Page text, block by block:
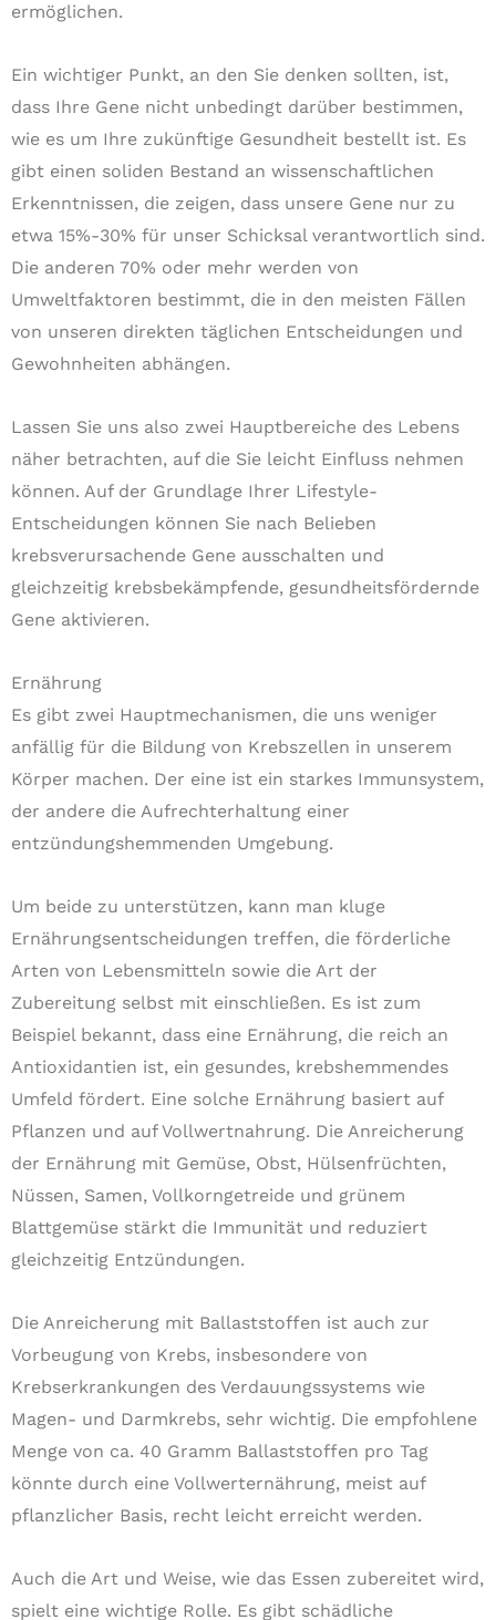
ermöglichen.
Ein wichtiger Punkt, an den Sie denken sollten, ist,
dass Ihre Gene nicht unbedingt darüber bestimmen,
wie es um Ihre zukünftige Gesundheit bestellt ist. Es
gibt einen soliden Bestand an wissenschaftlichen
Erkenntnissen, die zeigen, dass unsere Gene nur zu
etwa 15%-30% für unser Schicksal verantwortlich sind.
Die anderen 70% oder mehr werden von
Umweltfaktoren bestimmt, die in den meisten Fällen
von unseren direkten täglichen Entscheidungen und
Gewohnheiten abhängen.
Lassen Sie uns also zwei Hauptbereiche des Lebens
näher betrachten, auf die Sie leicht Einfluss nehmen
können. Auf der Grundlage Ihrer Lifestyle-
Entscheidungen können Sie nach Belieben
krebsverursachende Gene ausschalten und
gleichzeitig krebsbekämpfende, gesundheitsfördernde
Gene aktivieren.
Ernährung
Es gibt zwei Hauptmechanismen, die uns weniger
anfällig für die Bildung von Krebszellen in unserem
Körper machen. Der eine ist ein starkes Immunsystem,
der andere die Aufrechterhaltung einer
entzündungshemmenden Umgebung.
Um beide zu unterstützen, kann man kluge
Ernährungsentscheidungen treffen, die förderliche
Arten von Lebensmitteln sowie die Art der
Zubereitung selbst mit einschließen. Es ist zum
Beispiel bekannt, dass eine Ernährung, die reich an
Antioxidantien ist, ein gesundes, krebshemmendes
Umfeld fördert. Eine solche Ernährung basiert auf
Pflanzen und auf Vollwertnahrung. Die Anreicherung
der Ernährung mit Gemüse, Obst, Hülsenfrüchten,
Nüssen, Samen, Vollkorngetreide und grünem
Blattgemüse stärkt die Immunität und reduziert
gleichzeitig Entzündungen.
Die Anreicherung mit Ballaststoffen ist auch zur
Vorbeugung von Krebs, insbesondere von
Krebserkrankungen des Verdauungssystems wie
Magen- und Darmkrebs, sehr wichtig. Die empfohlene
Menge von ca. 40 Gramm Ballaststoffen pro Tag
könnte durch eine Vollwerternährung, meist auf
pflanzlicher Basis, recht leicht erreicht werden.
Auch die Art und Weise, wie das Essen zubereitet wird,
spielt eine wichtige Rolle. Es gibt schädliche